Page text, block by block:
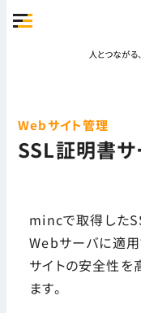
Webサイト管理
SSL証明書サ
mincで取得した
Webサーバに適用
サイトの安全性を
ます。